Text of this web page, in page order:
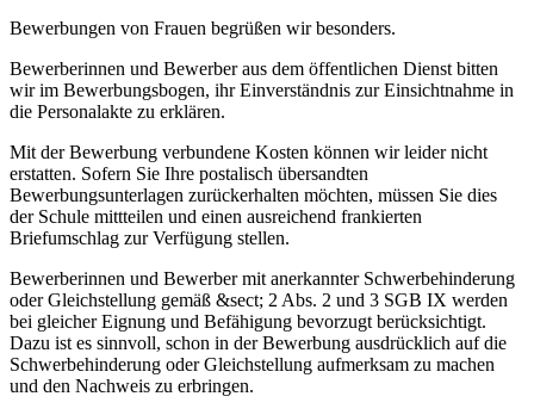
Bewerbungen von Frauen begrüßen wir besonders.
Bewerberinnen und Bewerber aus dem öffentlichen Dienst bitten
wir im Bewerbungsbogen, ihr Einverständnis zur Einsichtnahme in
die Personalakte zu erklären.
Mit der Bewerbung verbundene Kosten können wir leider nicht
erstatten. Sofern Sie Ihre postalisch übersandten
Bewerbungsunterlagen zurückerhalten möchten, müssen Sie dies
der Schule mittteilen und einen ausreichend frankierten
Briefumschlag zur Verfügung stellen.
Bewerberinnen und Bewerber mit anerkannter Schwerbehinderung
oder Gleichstellung gemäß &sect; 2 Abs. 2 und 3 SGB IX werden
bei gleicher Eignung und Befähigung bevorzugt berücksichtigt.
Dazu ist es sinnvoll, schon in der Bewerbung ausdrücklich auf die
Schwerbehinderung oder Gleichstellung aufmerksam zu machen
und den Nachweis zu erbringen.